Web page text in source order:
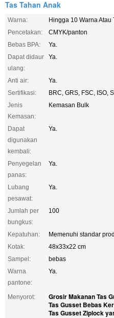
Tas Tahan Anak
Warna:
Hingga 10 Warna Atau
Pencetakan:
CMYK/panton
Bebas BPA:
Ya.
Dapat didaur
ulang:
Ya.
Anti air:
Ya.
Sertifikasi:
BRC, GRS, FSC, ISO,
Jenis
Kemasan:
Kemasan Bulk
Dapat
digunakan
kembali:
Ya.
Penyegelan
panas:
Ya.
Lubang
pesawat:
Ya.
Jumlah per
bungkus:
100
Kepatuhan:
Memenuhi standar
Kotak:
48x33x22 cm
Sampel:
bebas
Warna
pantone:
Ya.
Menyorot: Grosir Makanan Tas
Tas Gusset Bebas
Tas Gusset Ziplock